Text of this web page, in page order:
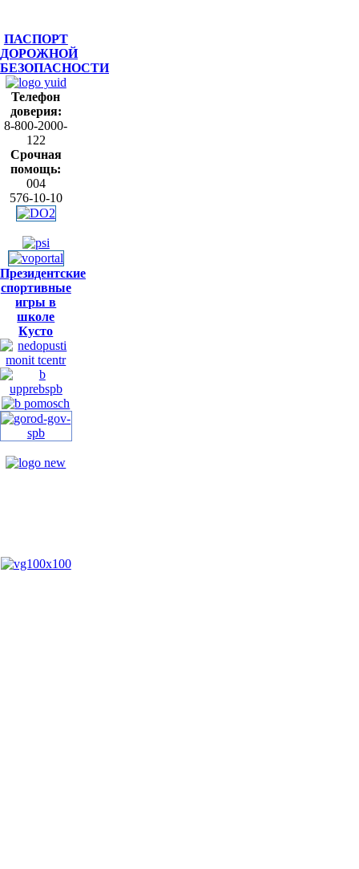
ПАСПОРТ
ДОРОЖНОЙ
БЕЗОПАСНОСТИ
Телефон
доверия:
8-800-2000-
122
Срочная
помощь:
004
576-10-10
Президентские
спортивные
игры в
школе
Кусто